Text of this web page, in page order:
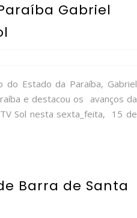
Gabriel
Estado da Paraíba, Gabriel
e destacou os avanços da
Sol nesta sexta_feita, 15 de
Barra de Santa